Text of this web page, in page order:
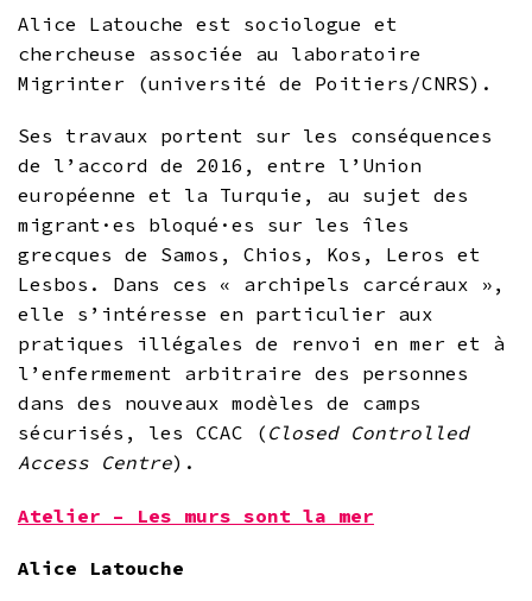
Alice Latouche est sociologue et
chercheuse associée au laboratoire
Migrinter (université de Poitiers/CNRS).
Ses travaux portent sur les conséquences
de l’accord de 2016, entre l’Union
européenne et la Turquie, au sujet des
migrant·es bloqué·es sur les îles
grecques de Samos, Chios, Kos, Leros et
Lesbos. Dans ces « archipels carcéraux »,
elle s’intéresse en particulier aux
pratiques illégales de renvoi en mer et à
l’enfermement arbitraire des personnes
dans des nouveaux modèles de camps
sécurisés, les CCAC ( Closed Controlled
Access Centre).
Atelier – Les murs sont la mer
Alice Latouche